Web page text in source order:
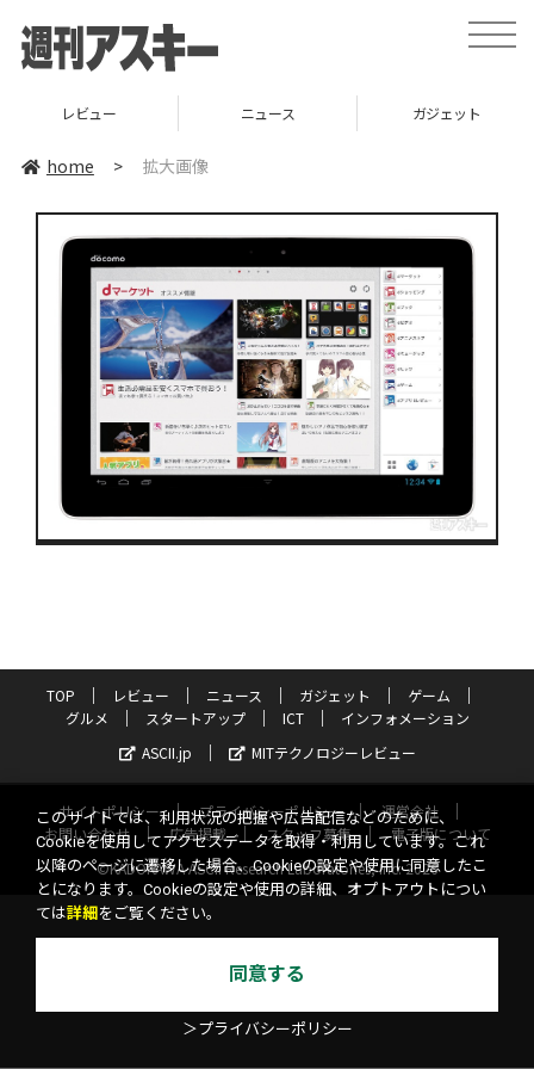
toggle
レビュー ニュース ガジェット
home > 拡大画像
TOP レビュー ニュース ガジェット
ゲーム
グルメ
スタートアップ ICT
インフォメーション
ASCII.jp
MITテクノロジーレビュー
サイトポリシー プライバシーポリシー
運営会社
お問い合わせ
広告掲載 スタッフ募集
電子版について
©KADOKAWA ASCII Research Laboratories, Inc. 2026
このサイトでは、利用状況の把握や広告配信などのために、
Cookieを使用してアクセスデータを取得・利用しています。これ
以降のページに遷移した場合、Cookieの設定や使用に同意したこ
とになります。Cookieの設定や使用の詳細、オプトアウトについ
ては詳細 をご覧ください。
同意する
＞プライバシーポリシー